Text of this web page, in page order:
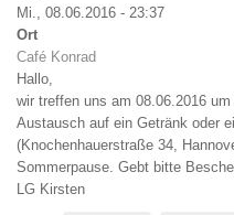
Mi., 08.06.2016 - 23:37
Ort
Café Konrad
Hallo,
wir treffen uns am 08.06.2016
Austausch auf ein Getränk oder
(Knochenhauerstraße 34,
Sommerpause. Gebt bitte
LG Kirsten